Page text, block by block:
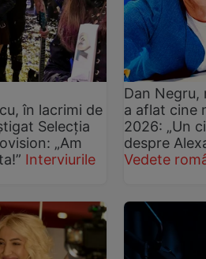
în lacrimi de
Selecția
„Am
Interviurile
Dan Negru,
a aflat cine
2026: „Un
despre
Vedete